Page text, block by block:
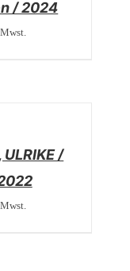
/ 2024
ULRIKE /